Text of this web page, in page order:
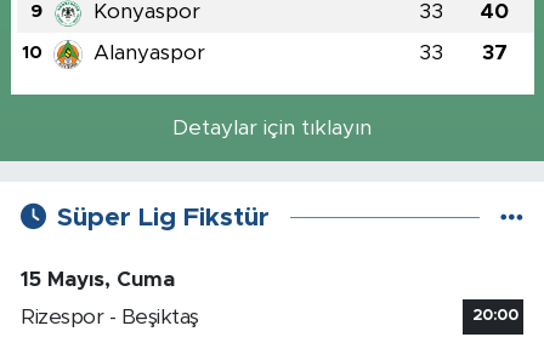
9 Konyaspor 33 40
10 Alanyaspor 33 37
Detaylar için tıklayın
Süper Lig Fikstür
15 Mayıs, Cuma
Rizespor - Beşiktaş
20:00